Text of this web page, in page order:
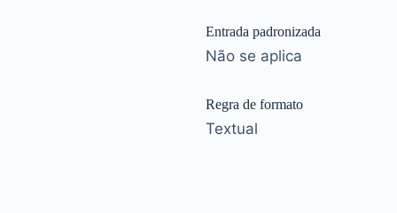
Entrada padronizada
Não se aplica
Regra de formato
Textual